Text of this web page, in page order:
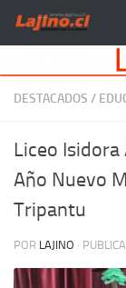
Saltar al
DESTACADOS /
Liceo
Año Nuevo
Tripantu
POR LAJINO ·